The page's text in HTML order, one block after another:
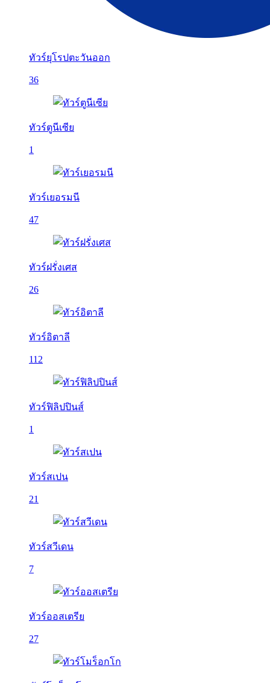
ทัวร์ยุโรปตะวันออก
36
ทัวร์ตูนีเซีย
1
ทัวร์เยอรมนี
47
ทัวร์ฝรั่งเศส
26
ทัวร์อิตาลี
112
ทัวร์ฟิลิปปินส์
1
ทัวร์สเปน
21
ทัวร์สวีเดน
7
ทัวร์ออสเตรีย
27